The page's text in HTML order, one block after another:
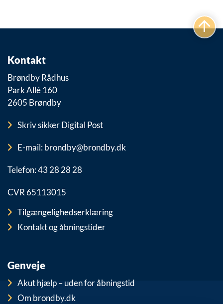
Kontakt
Brøndby Rådhus
Park Allé 160
2605 Brøndby
Skriv sikker Digital Post
E-mail: brondby@brondby.dk
Telefon: 43 28 28 28
CVR 65113015
Tilgængelighedserklæring
Kontakt og åbningstider
Genveje
Akut hjælp – uden for åbningstid
Om brondby.dk